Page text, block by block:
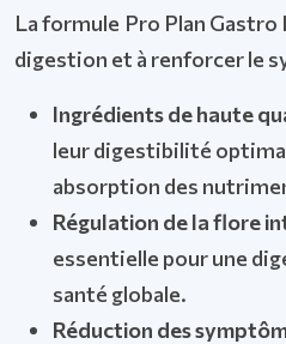
La formule Pro Plan
digestion et à renforcer le
Ingrédients de haute
leur digestibilité
absorption des
Régulation de la flore
essentielle pour une
santé globale.
Réduction des